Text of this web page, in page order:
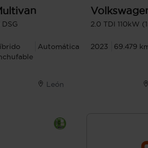
Automática
León
2.0 TDI 110kW
2023 69.479